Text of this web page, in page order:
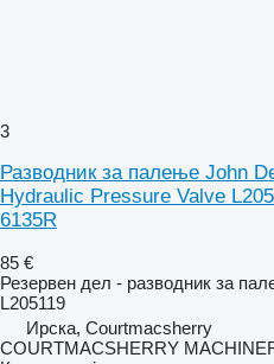
3
Разводник за палење John
Hydraulic Pressure Valve
6135R
85 €
Резервен дел - разводник за
L205119
Ирска, Courtmacsherry
COURTMACSHERRY